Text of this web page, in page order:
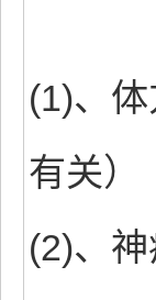
(1)、
有关）
(2)、